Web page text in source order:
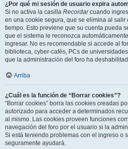
¿Por qué mi sesión de usuario expira
Si no activa la casilla Recordarcuando
en una cookie segura, que se elimina al
tiempo. Esto previene que su cuenta pueda
que el sistema le reconozca
ingresar. No es recomendable si accede al
biblioteca, cyber-cafés, PCs de
que la administración del foro ha
Arriba
¿Cuál es la función de “Borrar cookies”?
“Borrar cookies” borra las cookies creadas
autorizado para acceder a determinados
al mismo. Las cookies proveen funciones
navegación del foro por el usuario si la
Si está teniendo problemas con el ingreso o
seguramente ayudará.